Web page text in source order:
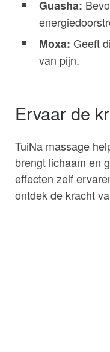
Guasha:
Moxa: Geeft
van pijn.
Ervaar de
TuiNa massage
brengt lichaam en
effecten zelf
ontdek de kracht